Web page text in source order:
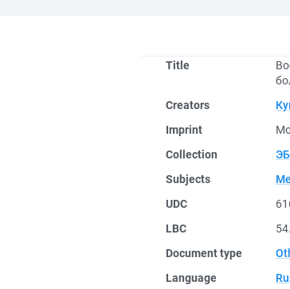
Title
Creators
Imprint
Collection
Subjects
UDC
LBC
Document type
Language